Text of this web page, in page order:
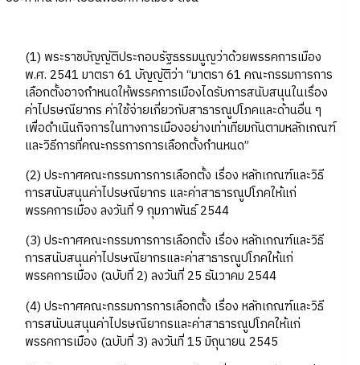
(1) พระราชบัญญัติประกอบรัฐธรรมนูญว่าด้วยพรรคการเมือง
พ.ศ. 2541 มาตรา 61 บัญญัติว่า “มาตรา 61 คณะกรรมการการ
เลือกตั้งอาจกำหนดให้พรรคการเมืองไดรับการสนับสนุนในเรื่อง
ค่าไปรษณียากร ค่าใช้จ่ายเกี่ยวกับสาธารณูปโภคและด้านอื่น ๆ
เพื่อดำเนินกิจการในทางการเมืองอย่างเท่าเทียมกันตามหลักเกณฑ์
และวิธีการที่คณะกรรการการเลือกตั้งกำนหนด”
(2) ประกาศคณะกรรมการการเลือกตั้ง เรื่อง หลักเกณฑ์และวิธี
การสนับสนุนค่าไปรษณียากร และค่าสาธารณูปโภคให้แก่
พรรคการเมือง ลงวันที่ 9 กุมภาพันธ์ 2544
(3) ประกาศคณะกรรมการการเลือกตั้ง เรื่อง หลักเกณฑ์และวิธี
การสนับสนุนค่าไปรษณียากรและค่าสาธารณูปโภคให้แก่
พรรคการเมือง (ฉบับที่ 2) ลงวันที่ 25 ธันวาคม 2544
(4) ประกาศคณะกรรมการการเลือกตั้ง เรื่อง หลักเกณฑ์และวิธี
การสนับนสนุนค่าไปรษณียากรและค่าสาธารณูปโภคให้แก่
พรรคการเมือง (ฉบับที่ 3) ลงวันที่ 15 มิถุนายน 2545